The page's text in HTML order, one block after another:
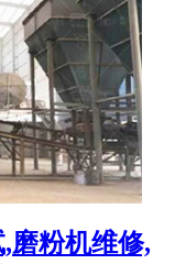
磨粉机维修,